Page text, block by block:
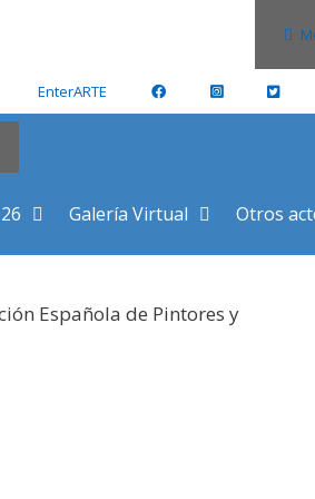
EnterARTE
Galería Virtual Otros
Española de Pintores y